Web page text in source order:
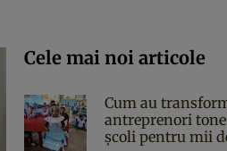
Cele mai noi articole
Cum au
antreprenori
școli pentru mii